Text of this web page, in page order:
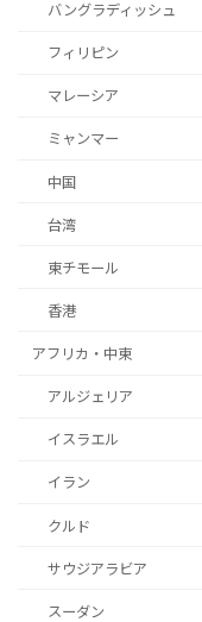
バングラディッシュ
フィリピン
マレーシア
ミャンマー
中国
台湾
東チモール
香港
アフリカ・中東
アルジェリア
イスラエル
イラン
クルド
サウジアラビア
スーダン